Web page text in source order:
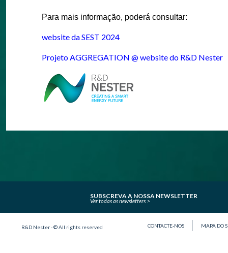
Para mais informação, poderá consultar:
website da SEST 2024
Projeto AGGREGATION @ website do R&D Nester
SUBSCREVA A NOSSA NEWSLETTER
Ver todas as newsletters
R&D Nester - © All rights reserved CONTACTE-NOS MAPA DO